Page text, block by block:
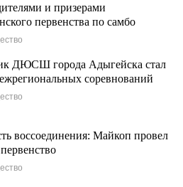
и призерами
первенства по самбо
ДЮСШ города Адыгейска стал
соревнований
воссоединения: Майкоп провел